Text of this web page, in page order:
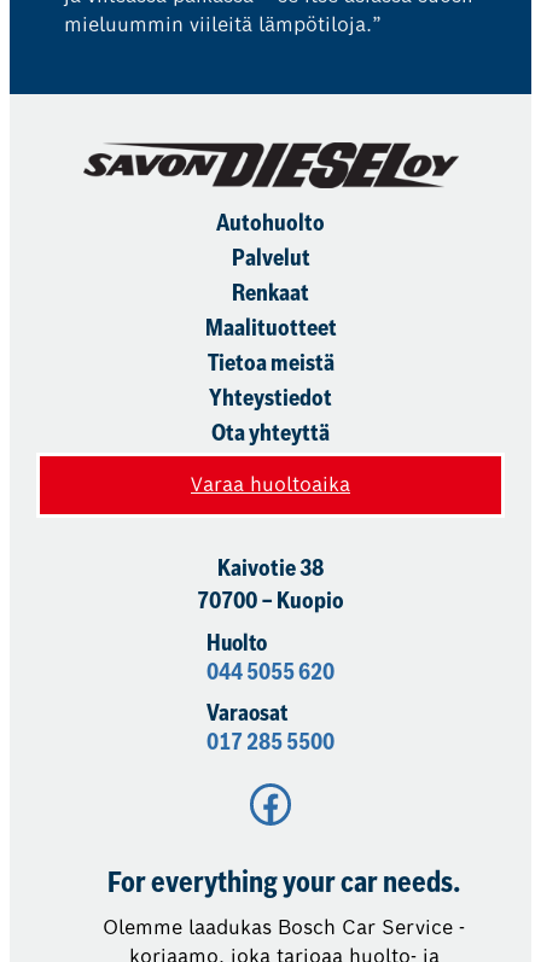
mieluummin viileitä lämpötiloja.”
Autohuolto
Palvelut
Renkaat
Maalituotteet
Tietoa meistä
Yhteystiedot
Ota yhteyttä
Varaa huoltoaika
Kaivotie 38
70700 – Kuopio
Huolto
044 5055 620
Varaosat
017 285 5500
Facebook
For everything your car needs.
Olemme laadukas Bosch Car Service -
korjaamo, joka tarjoaa huolto- ja